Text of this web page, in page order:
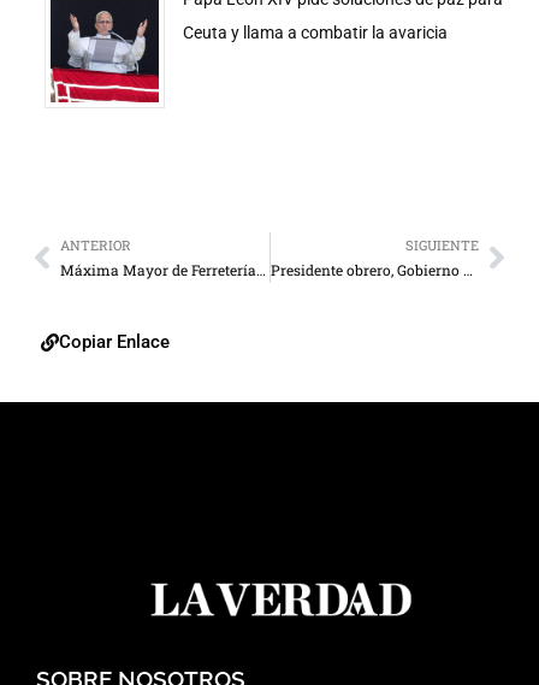
Ceuta y llama a combatir la avaricia
ANTERIOR
Máxima Mayor de Ferretería dice presente en la Ferre Maracaibo 2016
SIGUIENTE
Presidente obrero, Gobierno esclavista
Copiar Enlace
SOBRE NOSOTROS